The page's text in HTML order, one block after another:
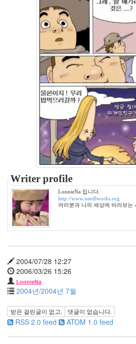
Writer profile
LonnieNa 입니다.
http://www.needlworks.org
여러분과 나의 세상에 바라보는
2004/07/28 12:27
2006/03/26 15:26
LonnieNa
2004년/2004년 7월
받은 걸린글이 없고, 댓글이 없습니다.
RSS 2.0 feed ATOM 1.0 feed
12
월
27
2006
년
292
년
월
42
2006
년
2
월
45
2006